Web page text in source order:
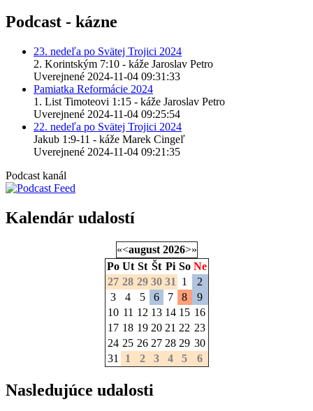
Podcast - kázne
23. nedeľa po Svätej Trojici 2024
2. Korintským 7:10 - káže Jaroslav Petro
Uverejnené 2024-11-04 09:31:33
Pamiatka Reformácie 2024
1. List Timoteovi 1:15 - káže Jaroslav Petro
Uverejnené 2024-11-04 09:25:54
22. nedeľa po Svätej Trojici 2024
Jakub 1:9-11 - káže Marek Cingeľ
Uverejnené 2024-11-04 09:21:35
Podcast kanál
Kalendár udalostí
«<august 2026>»
Po Ut St Št Pi So Ne
27 28 29 30 31 1
2
3
4 5 6 7 8
9
10 11 12 13 14 15 16
17 18 19 20 21 22 23
24 25 26 27 28 29 30
31
1 2 3 4 5 6
Nasledujúce udalosti